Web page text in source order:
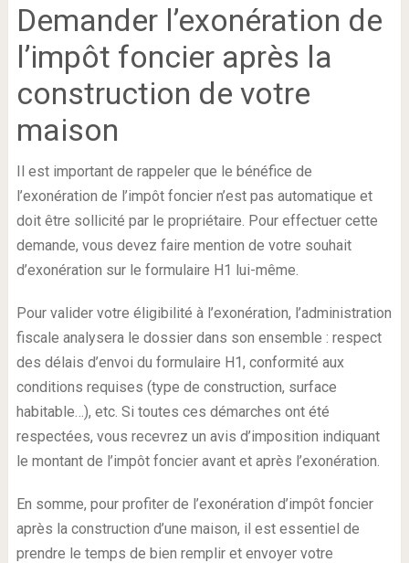
Demander l’exonération de
l’impôt foncier après la
construction de votre
maison
Il est important de rappeler que le bénéfice de
l’exonération de l’impôt foncier n’est pas automatique et
doit être sollicité par le propriétaire. Pour effectuer cette
demande, vous devez faire mention de votre souhait
d’exonération sur le formulaire H1 lui-même.
Pour valider votre éligibilité à l’exonération, l’administration
fiscale analysera le dossier dans son ensemble : respect
des délais d’envoi du formulaire H1, conformité aux
conditions requises (type de construction, surface
habitable…), etc. Si toutes ces démarches ont été
respectées, vous recevrez un avis d’imposition indiquant
le montant de l’impôt foncier avant et après l’exonération.
En somme, pour profiter de l’exonération d’impôt foncier
après la construction d’une maison, il est essentiel de
prendre le temps de bien remplir et envoyer votre